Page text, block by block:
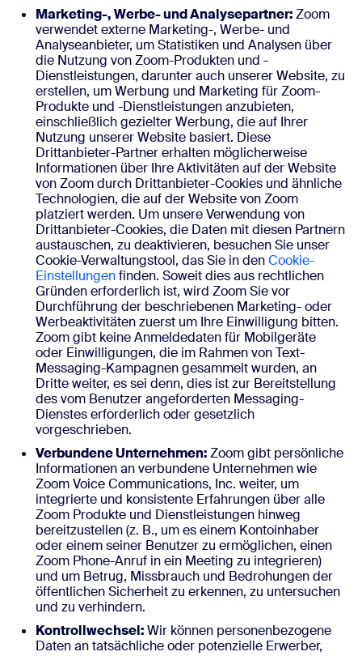
Marketing-, Werbe- und Analysepartner:Zoom
verwendet externe Marketing-, Werbe- und
Analyseanbieter, um Statistiken und Analysen über
die Nutzung von Zoom-Produkten und -
Dienstleistungen, darunter auch unserer Website, zu
erstellen, um Werbung und Marketing für Zoom-
Produkte und -Dienstleistungen anzubieten,
einschließlich gezielter Werbung, die auf Ihrer
Nutzung unserer Website basiert. Diese
Drittanbieter-Partner erhalten möglicherweise
Informationen über Ihre Aktivitäten auf der Website
von Zoom durch Drittanbieter-Cookies und ähnliche
Technologien, die auf der Website von Zoom
platziert werden. Um unsere Verwendung von
Drittanbieter-Cookies, die Daten mit diesen Partnern
austauschen, zu deaktivieren, besuchen Sie unser
Cookie-Verwaltungstool, das Sie in denCookie-
Einstellungenfinden. Soweit dies aus rechtlichen
Gründen erforderlich ist, wird Zoom Sie vor
Durchführung der beschriebenen Marketing- oder
Werbeaktivitäten zuerst um Ihre Einwilligung bitten.
Zoom gibt keine Anmeldedaten für Mobilgeräte
oder Einwilligungen, die im Rahmen von Text-
Messaging-Kampagnen gesammelt wurden, an
Dritte weiter, es sei denn, dies ist zur Bereitstellung
des vom Benutzer angeforderten Messaging-
Dienstes erforderlich oder gesetzlich
vorgeschrieben.
Verbundene Unternehmen:Zoom gibt persönliche
Informationen an verbundene Unternehmen wie
Zoom Voice Communications, Inc. weiter, um
integrierte und konsistente Erfahrungen über alle
Zoom Produkte und Dienstleistungen hinweg
bereitzustellen (z. B., um es einem Kontoinhaber
oder einem seiner Benutzer zu ermöglichen, einen
Zoom Phone-Anruf in ein Meeting zu integrieren)
und um Betrug, Missbrauch und Bedrohungen der
öffentlichen Sicherheit zu erkennen, zu untersuchen
und zu verhindern.
Kontrollwechsel:Wir können personenbezogene
Daten an tatsächliche oder potenzielle Erwerber,